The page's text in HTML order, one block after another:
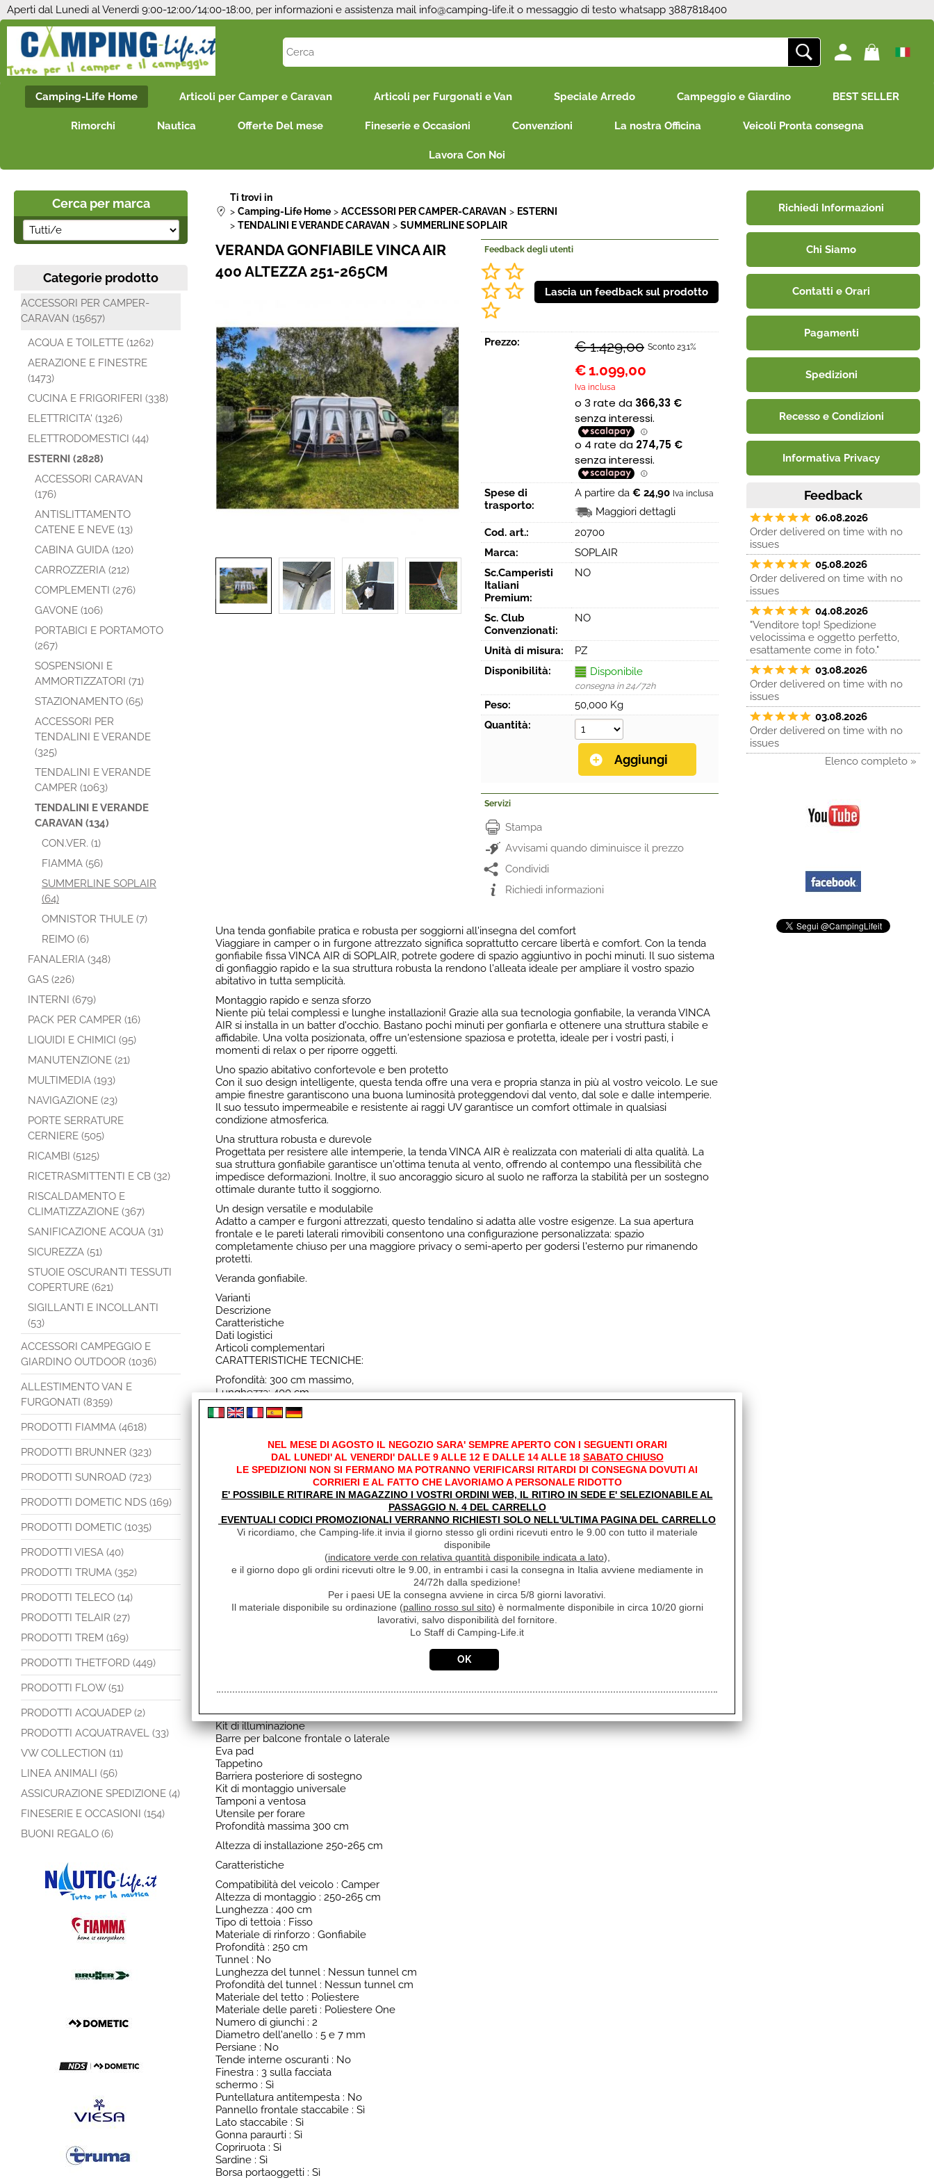
Aperti dal Lunedi al Venerdi 9:00-12:00/14:00-18:00, per informazioni e assistenza mail info@camping-life.it o messaggio di testo whatsapp 3887818400
Per completare l'ordine inserisci
poi clicca sul pulsante "Accedi"
Se non sei ancora registrato sul
"Registrati"
Camping-Life Home Articoli per Camper e Caravan Articoli per Furgonati e Van Speciale Arredo Campeggio e Giardino BEST SELLER
Rimorchi Nautica Offerte Del mese Fineserie e Occasioni Convenzioni La nostra Officina Veicoli Pronta consegna
Lavora Con Noi
Cerca per marca
Categorie prodotto
ACCESSORI PER CAMPER-
CARAVAN (15657)
ACQUA E TOILETTE (1262)
AERAZIONE E FINESTRE
(1473)
CUCINA E FRIGORIFERI (338)
ELETTRICITA' (1326)
ELETTRODOMESTICI (44)
ESTERNI (2828)
ACCESSORI CARAVAN
(176)
ANTISLITTAMENTO
CATENE E NEVE (13)
CABINA GUIDA (120)
CARROZZERIA (212)
COMPLEMENTI (276)
GAVONE (106)
PORTABICI E PORTAMOTO
(267)
SOSPENSIONI E
AMMORTIZZATORI (71)
STAZIONAMENTO (65)
ACCESSORI PER
TENDALINI E VERANDE
(325)
TENDALINI E VERANDE
CAMPER (1063)
TENDALINI E VERANDE
CARAVAN (134)
CON.VER. (1)
FIAMMA (56)
SUMMERLINE SOPLAIR
(64)
OMNISTOR THULE (7)
REIMO (6)
FANALERIA (348)
GAS (226)
INTERNI (679)
PACK PER CAMPER (16)
LIQUIDI E CHIMICI (95)
MANUTENZIONE (21)
MULTIMEDIA (193)
NAVIGAZIONE (23)
PORTE SERRATURE
CERNIERE (505)
RICAMBI (5125)
RICETRASMITTENTI E CB (32)
RISCALDAMENTO E
CLIMATIZZAZIONE (367)
SANIFICAZIONE ACQUA (31)
SICUREZZA (51)
STUOIE OSCURANTI TESSUTI
COPERTURE (621)
SIGILLANTI E INCOLLANTI
(53)
ACCESSORI CAMPEGGIO E
GIARDINO OUTDOOR (1036)
ALLESTIMENTO VAN E
FURGONATI (8359)
PRODOTTI FIAMMA (4618)
PRODOTTI BRUNNER (323)
PRODOTTI SUNROAD (723)
PRODOTTI DOMETIC NDS (169)
PRODOTTI DOMETIC (1035)
PRODOTTI VIESA (40)
PRODOTTI TRUMA (352)
PRODOTTI TELECO (14)
PRODOTTI TELAIR (27)
PRODOTTI TREM (169)
PRODOTTI THETFORD (449)
PRODOTTI FLOW (51)
PRODOTTI ACQUADEP (2)
PRODOTTI ACQUATRAVEL (33)
VW COLLECTION (11)
LINEA ANIMALI (56)
ASSICURAZIONE SPEDIZIONE (4)
FINESERIE E OCCASIONI (154)
BUONI REGALO (6)
Ti trovi in
Camping-Life Home
ACCESSORI PER CAMPER-CARAVAN
ESTERNI
TENDALINI E VERANDE CARAVAN
SUMMERLINE SOPLAIR
VERANDA GONFIABILE VINCA AIR
400 ALTEZZA 251-265CM
Feedback degli utenti
Prezzo: € 1.429,00 Sconto 23.1%
€ 1.099,00
Iva inclusa
Spese di
trasporto:
A partire da € 24,90 Iva inclusa
Maggiori dettagli
Cod. art.:
20700
Marca:
SOPLAIR
Sc.Camperisti
Italiani
Premium:
NO
Sc. Club
Convenzionati:
NO
Unità di misura:
PZ
Disponibilità:
Disponibile
consegna in 24/72h
Peso:
50,000 Kg
Quantità:
Servizi
Stampa
Avvisami quando diminuisce il prezzo
Condividi
Richiedi informazioni
Una tenda gonfiabile pratica e robusta per soggiorni all'insegna del comfort
Viaggiare in camper o in furgone attrezzato significa soprattutto cercare libertà e comfort. Con la tenda
gonfiabile fissa VINCA AIR di SOPLAIR, potrete godere di spazio aggiuntivo in pochi minuti. Il suo sistema
di gonfiaggio rapido e la sua struttura robusta la rendono l'alleata ideale per ampliare il vostro spazio
abitativo in tutta semplicità.
Montaggio rapido e senza sforzo
Niente più telai complessi e lunghe installazioni! Grazie alla sua tecnologia gonfiabile, la veranda VINCA
AIR si installa in un batter d'occhio. Bastano pochi minuti per gonfiarla e ottenere una struttura stabile e
affidabile. Una volta posizionata, offre un'estensione spaziosa e protetta, ideale per i vostri pasti, i
momenti di relax o per riporre oggetti.
Uno spazio abitativo confortevole e ben protetto
Con il suo design intelligente, questa tenda offre una vera e propria stanza in più al vostro veicolo. Le sue
ampie finestre garantiscono una buona luminosità proteggendovi dal vento, dal sole e dalle intemperie.
Il suo tessuto impermeabile e resistente ai raggi UV garantisce un comfort ottimale in qualsiasi
condizione atmosferica.
Una struttura robusta e durevole
Progettata per resistere alle intemperie, la tenda VINCA AIR è realizzata con materiali di alta qualità. La
sua struttura gonfiabile garantisce un'ottima tenuta al vento, offrendo al contempo una flessibilità che
impedisce deformazioni. Inoltre, il suo ancoraggio sicuro al suolo ne rafforza la stabilità per un sostegno
ottimale durante tutto il soggiorno.
Un design versatile e modulabile
Adatto a camper e furgoni attrezzati, questo tendalino si adatta alle vostre esigenze. La sua apertura
frontale e le pareti laterali rimovibili consentono una configurazione personalizzata: spazio
completamente chiuso per una maggiore privacy o semi-aperto per godersi l'esterno pur rimanendo
protetti.
Veranda gonfiabile.
Varianti
Descrizione
Caratteristiche
Dati logistici
Articoli complementari
CARATTERISTICHE TECNICHE:
Profondità: 300 cm massimo,
Lunghezza: 400 cm,
Materiali: tetto in tela RoofOnepolyester 220 g/m²,
Pareti: tessuto PolyOnepolyester 220 g/m²,
Disponibile in 4 altezze di montaggio: 235-250 cm / 250-265 cm / 265-280 cm / 280-295 cm
Facciata e lati staccabili,
Facciata: 3 finestre sulla facciata per tutti i modelli,
Lati: zanzariera nella parte inferiore delle finestre e sulla porta,
DOTAZIONE INCLUSA:
Gonna paraurti,
Elastici a scala,
Borse per il trasporto e lo stoccaggio.
Prolunga laterale
Pompa elettrica
Kit di illuminazione
Barre per balcone frontale o laterale
Eva pad
Tappetino
Barriera posteriore di sostegno
Kit di montaggio universale
Tamponi a ventosa
Utensile per forare
Profondità massima 300 cm
Altezza di installazione 250-265 cm
Caratteristiche
Compatibilità del veicolo : Camper
Altezza di montaggio : 250-265 cm
Lunghezza : 400 cm
Tipo di tettoia : Fisso
Materiale di rinforzo : Gonfiabile
Profondità : 250 cm
Tunnel : No
Lunghezza del tunnel : Nessun tunnel cm
Profondità del tunnel : Nessun tunnel cm
Materiale del tetto : Poliestere
Materiale delle pareti : Poliestere One
Numero di giunchi : 2
Diametro dell'anello : 5 e 7 mm
Persiane : No
Tende interne oscuranti : No
Finestra : 3 sulla facciata
schermo : Sì
Puntellatura antitempesta : No
Pannello frontale staccabile : Sì
Lato staccabile : Sì
Gonna paraurti : Sì
Copriruota : Sì
Sardine : Sì
Borsa portaoggetti : Sì
Richiedi Informazioni
Chi Siamo
Contatti e Orari
Pagamenti
Spedizioni
Recesso e Condizioni
Informativa Privacy
Feedback
06.08.2026
Order delivered on time with no
issues
05.08.2026
Order delivered on time with no
issues
04.08.2026
"Venditore top! Spedizione
velocissima e oggetto perfetto,
esattamente come in foto."
03.08.2026
Order delivered on time with no
issues
03.08.2026
Order delivered on time with no
issues
Elenco completo »
NEL MESE DI AGOSTO IL NEGOZIO SARA' SEMPRE APERTO CON I SEGUENTI ORARI
DAL LUNEDI' AL VENERDI' DALLE 9 ALLE 12 E DALLE 14 ALLE 18 SABATO CHIUSO
LE SPEDIZIONI NON SI FERMANO MA POTRANNO VERIFICARSI RITARDI DI CONSEGNA DOVUTI AI
CORRIERI E AL FATTO CHE LAVORIAMO A PERSONALE RIDOTTO
E' POSSIBILE RITIRARE IN MAGAZZINO I VOSTRI ORDINI WEB, IL RITIRO IN SEDE E' SELEZIONABILE AL
PASSAGGIO N. 4 DEL CARRELLO
EVENTUALI CODICI PROMOZIONALI VERRANNO RICHIESTI SOLO NELL'ULTIMA PAGINA DEL CARRELLO
Vi ricordiamo, che Camping-life.it invia il giorno stesso gli ordini ricevuti entro le 9.00 con tutto il materiale
disponibile
(indicatore verde con relativa quantità disponibile indicata a lato),
e il giorno dopo gli ordini ricevuti oltre le 9.00, in entrambi i casi la consegna in Italia avviene mediamente in
24/72h dalla spedizione!
Per i paesi UE la consegna avviene in circa 5/8 giorni lavorativi.
Il materiale disponibile su ordinazione (pallino rosso sul sito) è normalmente disponibile in circa 10/20 giorni
lavorativi, salvo disponibilità del fornitore.
Lo Staff di Camping-Life.it